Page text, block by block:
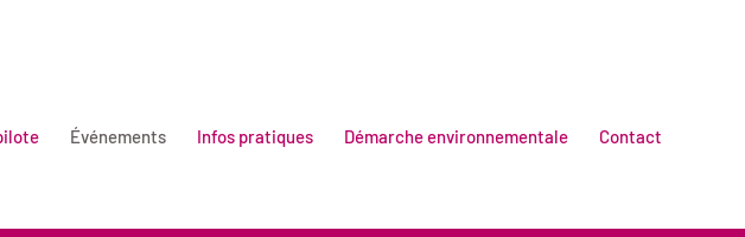
Événements Infos pratiques Démarche environnementale Contact